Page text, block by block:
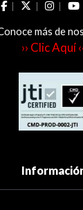
más de
›› Clic Aquí